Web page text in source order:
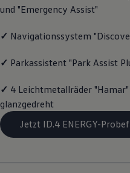
Magazin
Transport
Familie
Volkswagen
Volkswagen
und "Emergency Assist"
✓ Navigationssystem
✓ Parkassistent "Park Assist
✓ 4 Leichtmetallräder
glanzgedreht
Jetzt ID.4 ENERGY-